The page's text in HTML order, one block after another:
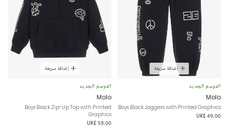
إضافة سريعة
الموسم الجديد
Molo
Boys Black Joggers with Printed Graphics
UK£ 49.00
إضافة سريعة
الموسم الجديد
Molo
Boys Black Zip-Up Top with Printed
Graphics
UK£ 59.00